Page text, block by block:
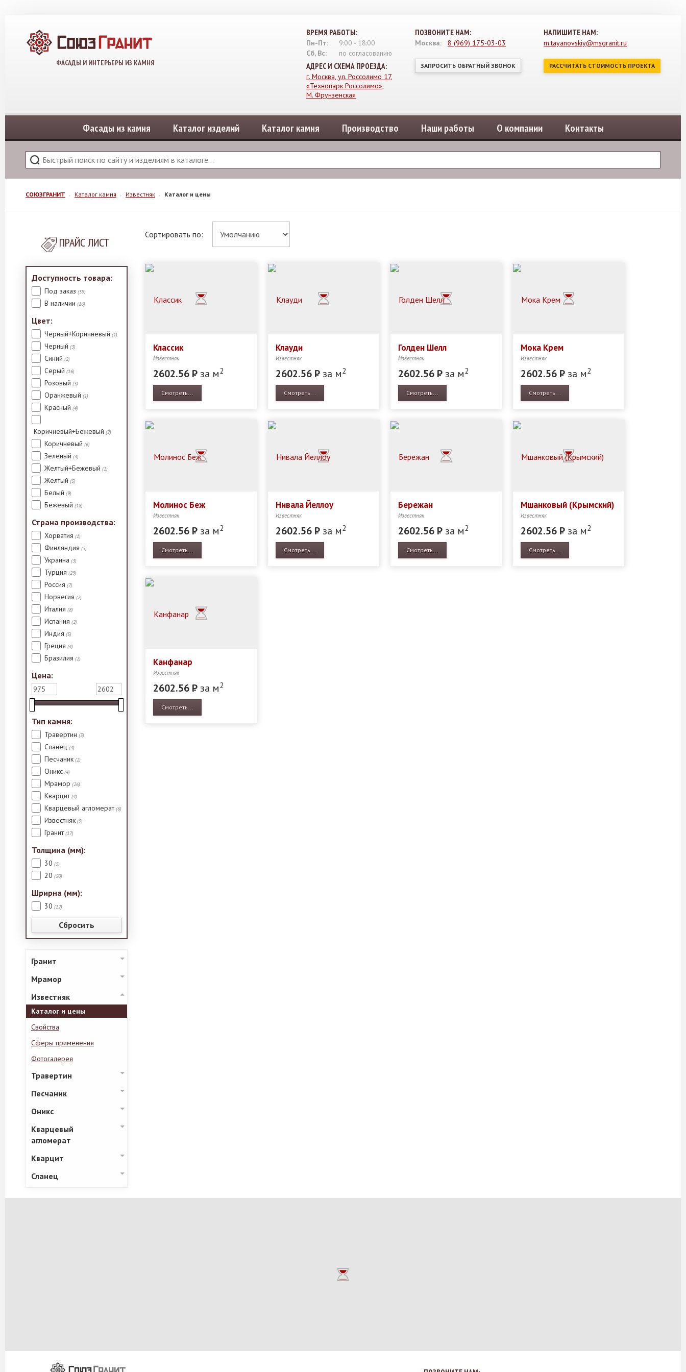
ФАСАДЫ И ИНТЕРЬЕРЫ ИЗ КАМНЯ
ВРЕМЯ РАБОТЫ:
Пн-Пт: 9:00 - 18:00
Сб, Вс:
по согласованию
АДРЕС И СХЕМА ПРОЕЗДА:
г. Москва, ул. Россолимо 17,
«Технопарк Россолимо»,
М. Фрунзенская
ПОЗВОНИТЕ НАМ:
Москва: 8 (969) 175-03-03
ЗАПРОСИТЬ ОБРАТНЫЙ ЗВОНОК
НАПИШИТЕ НАМ:
m.tayanovskiy@msgranit.ru
РАССЧИТАТЬ СТОИМОСТЬ ПРОЕКТА
Фасады из камня Каталог изделий Каталог камня Производство Наши работы О компании Контакты
СОЮЗГРАНИТ Каталог камня Известняк Каталог и цены
ПРАЙС ЛИСТ
Доступность товара:
Под заказ (59)
В наличии (16)
Цвет:
Черный+Коричневый (1)
Черный (3)
Синий (2)
Серый (16)
Розовый (3)
Оранжевый (1)
Красный (4)
Коричневый+Бежевый (2)
Коричневый (6)
Зеленый (4)
Желтый+Бежевый (1)
Желтый (5)
Белый (9)
Бежевый (18)
Страна производства:
Хорватия (1)
Финляндия (5)
Украина (3)
Турция (29)
Россия (7)
Норвегия (2)
Италия (8)
Испания (2)
Индия (5)
Греция (4)
Бразилия (2)
Цена:
Тип камня:
Травертин (3)
Сланец (4)
Песчаник (2)
Оникс (4)
Мрамор (26)
Кварцит (4)
Кварцевый агломерат (6)
Известняк (9)
Гранит (17)
Толщина (мм):
30 (5)
20 (50)
Шрирна (мм):
30 (12)
Сбросить
Гранит
Мрамор
Известняк
Каталог и цены
Свойства
Сферы применения
Фотогалерея
Травертин
Песчаник
Оникс
Кварцевый
агломерат
Кварцит
Сланец
Сортировать по:
Классик
Известняк
2602.56 Р за м2
Смотреть...
Клауди
Известняк
2602.56 Р за м2
Смотреть...
Голден Шелл
Известняк
2602.56 Р за м2
Смотреть...
Мока Крем
Известняк
2602.56 Р за м2
Смотреть...
Молинос Беж
Известняк
2602.56 Р за м2
Смотреть...
Нивала Йеллоу
Известняк
2602.56 Р за м2
Смотреть...
Бережан
Известняк
2602.56 Р за м2
Смотреть...
Мшанковый (Крымский)
Известняк
2602.56 Р за м2
Смотреть...
Канфанар
Известняк
2602.56 Р за м2
Смотреть...